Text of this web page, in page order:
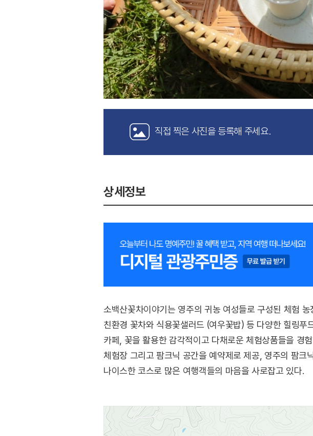
직접 찍은 사진을 등록해 주세요.
상세정보
소백산꽃차이야기는 영주의 귀농 여성들로 구성된 체험
친환경 꽃차와 식용꽃샐러드 (여우꽃밥) 등 다양한 힐링
카페, 꽃을 활용한 감각적이고 다채로운 체험상품들을 경
체험장 그리고 팜크닉 공간을 예약제로 제공, 영주의 팜크
나이스한 코스로 많은 여행객들의 마음을 사로잡고 있다.